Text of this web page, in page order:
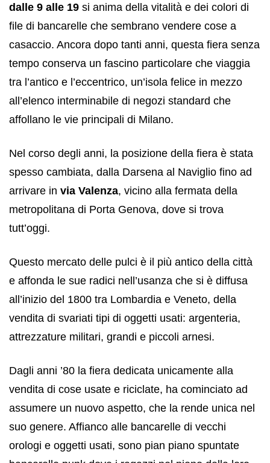
dalle 9 alle 19 si anima della vitalità e dei colori di
file di bancarelle che sembrano vendere cose a
casaccio. Ancora dopo tanti anni, questa fiera senza
tempo conserva un fascino particolare che viaggia
tra l’antico e l’eccentrico, un’isola felice in mezzo
all’elenco interminabile di negozi standard che
affollano le vie principali di Milano.
Nel corso degli anni, la posizione della fiera è stata
spesso cambiata, dalla Darsena al Naviglio fino ad
arrivare in via Valenza, vicino alla fermata della
metropolitana di Porta Genova, dove si trova
tutt’oggi.
Questo mercato delle pulci è il più antico della città
e affonda le sue radici nell’usanza che si è diffusa
all’inizio del 1800 tra Lombardia e Veneto, della
vendita di svariati tipi di oggetti usati: argenteria,
attrezzature militari, grandi e piccoli arnesi.
Dagli anni ’80 la fiera dedicata unicamente alla
vendita di cose usate e riciclate, ha cominciato ad
assumere un nuovo aspetto, che la rende unica nel
suo genere. Affianco alle bancarelle di vecchi
orologi e oggetti usati, sono pian piano spuntate